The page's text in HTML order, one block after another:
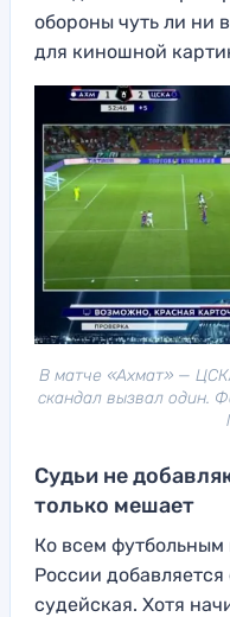
обороны чуть ли ни
для киношной
В матче «Ахмат» —
скандал вызвал один.
Судьи не
только мешает
Ко всем
России
судейская. Хотя